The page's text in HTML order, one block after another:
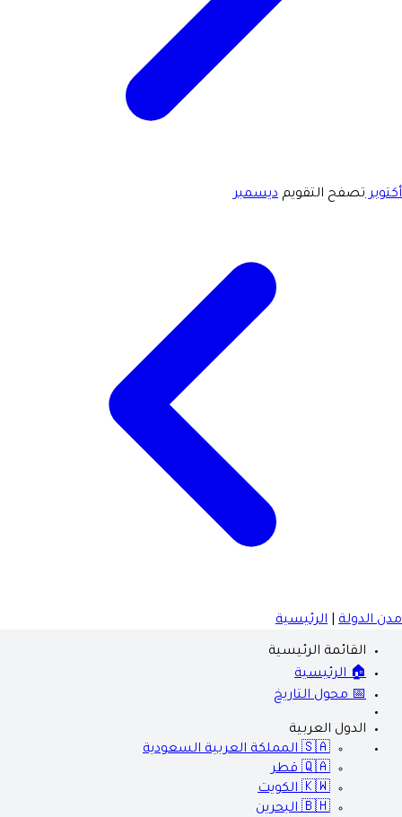
أكتوبرتصفح التقويم ديسمبر
مدن الدولة الرئيسية
القائمة الرئيسية
🏠 الرئيسية
📅 محول التاريخ
الدول العربية
🇸🇦 المملكة العربية السعودية
🇶🇦 قطر
🇰🇼 الكويت
🇧🇭 البحرين